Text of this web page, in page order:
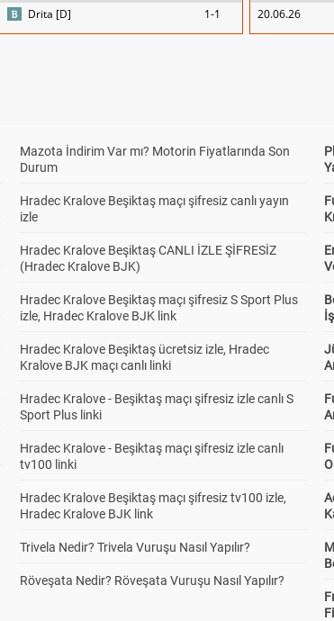
Drita [D] 1-1
20.06.26
Mazota İndirim Var mı? Motorin Fiyatlarında Son
Durum
Hradec Kralove Beşiktaş maçı şifresiz canlı yayın
izle
Hradec Kralove Beşiktaş CANLI İZLE ŞİFRESİZ
(Hradec Kralove BJK)
Hradec Kralove Beşiktaş maçı şifresiz S Sport Plus
izle, Hradec Kralove BJK link
Hradec Kralove Beşiktaş ücretsiz izle, Hradec
Kralove BJK maçı canlı linki
Hradec Kralove - Beşiktaş maçı şifresiz izle canlı S
Sport Plus linki
Hradec Kralove - Beşiktaş maçı şifresiz izle canlı
tv100 linki
Hradec Kralove Beşiktaş maçı şifresiz tv100 izle,
Hradec Kralove BJK link
Trivela Nedir? Trivela Vuruşu Nasıl Yapılır?
Röveşata Nedir? Röveşata Vuruşu Nasıl Yapılır?